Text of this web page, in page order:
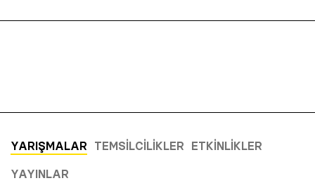
YARIŞMALAR TEMSILCILIKLER ETKINLIKLER
YAYINLAR